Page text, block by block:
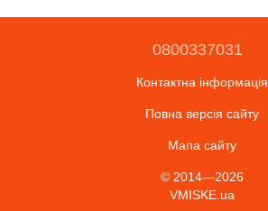
0800337031
Контактна інформація
Повна версія сайту
Мапа сайту
© 2014—2026
VMISKE.ua